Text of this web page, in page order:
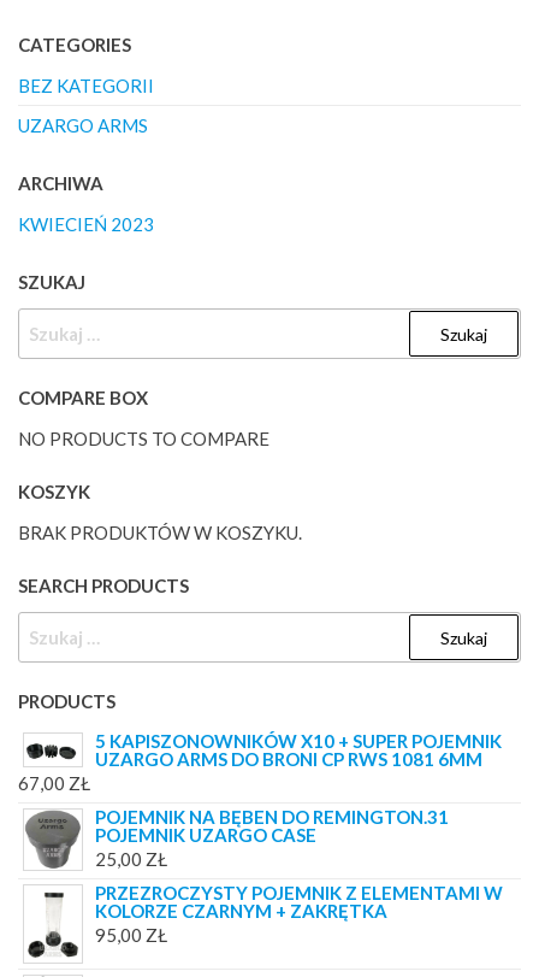
CATEGORIES
BEZ KATEGORII
UZARGO ARMS
ARCHIWA
KWIECIEŃ 2023
SZUKAJ
COMPARE BOX
NO PRODUCTS TO COMPARE
KOSZYK
BRAK PRODUKTÓW W KOSZYKU.
SEARCH PRODUCTS
PRODUCTS
5 KAPISZONOWNIKÓW X10 + SUPER POJEMNIK
UZARGO ARMS DO BRONI CP RWS 1081 6MM
67,00 ZŁ
POJEMNIK NA BĘBEN DO REMINGTON.31
POJEMNIK UZARGO CASE
25,00 ZŁ
PRZEZROCZYSTY POJEMNIK Z ELEMENTAMI W
KOLORZE CZARNYM + ZAKRĘTKA
95,00 ZŁ